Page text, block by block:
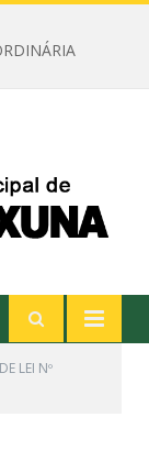
LEI Nº